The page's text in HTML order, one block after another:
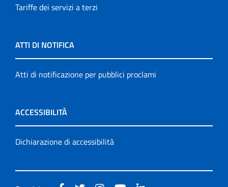
Tariffe dei servizi a terzi
ATTI DI NOTIFICA
Atti di notificazione per pubblici proclami
ACCESSIBILITÀ
Dichiarazione di accessibilità